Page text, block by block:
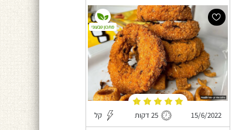
15/6/2022 25 דקות קל
מתכון טבעוני